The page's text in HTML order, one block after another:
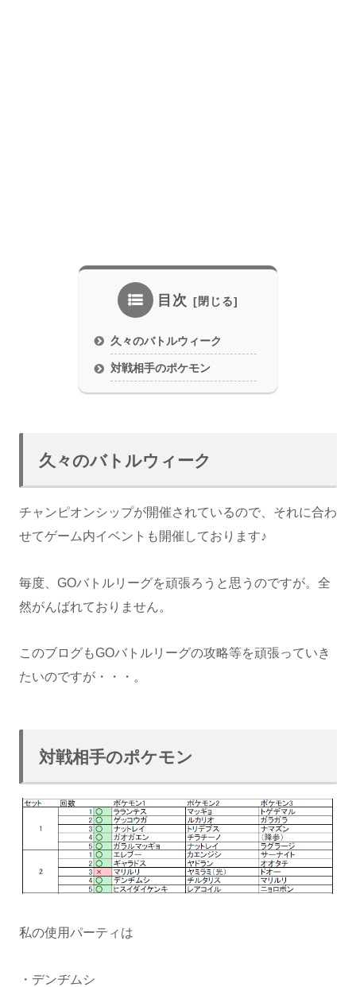
目次
久々のバトルウィーク
対戦相手のポケモン
久々のバトルウィーク
チャンピオンシップが開催されているので、それに合わ
せてゲーム内イベントも開催しております♪
毎度、GOバトルリーグを頑張ろうと思うのですが。全
然がんばれておりません。
このブログもGOバトルリーグの攻略等を頑張っていき
たいのですが・・・。
対戦相手のポケモン
私の使用パーティは
・デンヂムシ